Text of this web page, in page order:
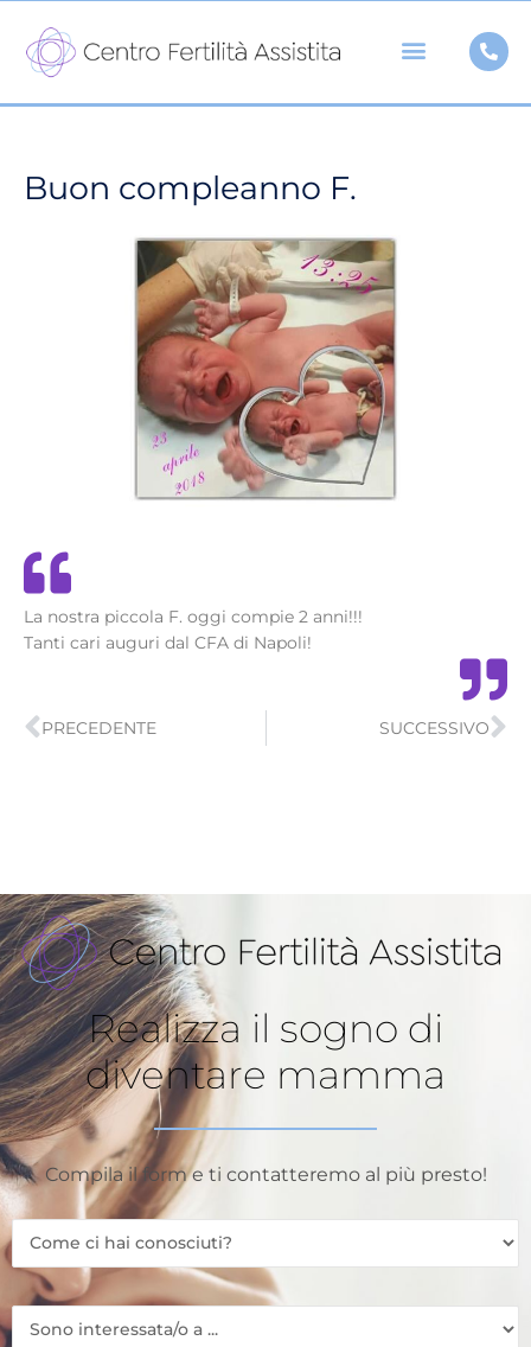
contenuto
Buon compleanno F.
La nostra piccola F. oggi compie 2 anni!!!
Tanti cari auguri dal CFA di Napoli!
Precedente
PRECEDENTE SUCCESSIVO
Realizza il sogno di
diventare mamma
Compila il form e ti contatteremo al più presto!